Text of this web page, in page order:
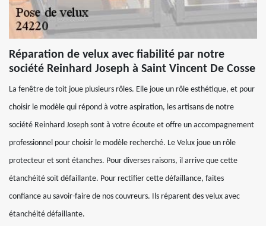
Réparation de velux avec fiabilité par notre
société Reinhard Joseph à Saint Vincent De Cosse
La fenêtre de toit joue plusieurs rôles. Elle joue un rôle esthétique, et pour
choisir le modèle qui répond à votre aspiration, les artisans de notre
société Reinhard Joseph sont à votre écoute et offre un accompagnement
professionnel pour choisir le modèle recherché. Le Velux joue un rôle
protecteur et sont étanches. Pour diverses raisons, il arrive que cette
étanchéité soit défaillante. Pour rectifier cette défaillance, faites
confiance au savoir-faire de nos couvreurs. Ils réparent des velux avec
étanchéité défaillante.